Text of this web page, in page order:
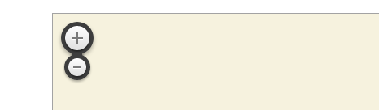
Партнерская программа
Доставка и оплата
Скидки и акции
Блог